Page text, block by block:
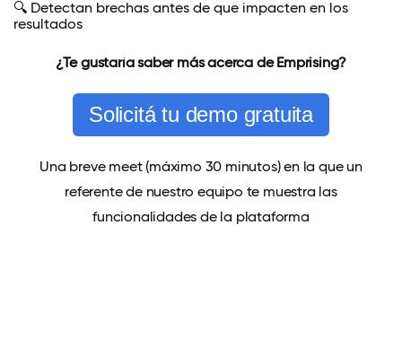
🔍 Detectan brechas antes de que impacten en los
resultados
¿Te gustaría saber más acerca de Emprising?
Solicitá tu demo gratuita
Una breve meet (máximo 30 minutos) en la que un
referente de nuestro equipo te muestra las
funcionalidades de la plataforma